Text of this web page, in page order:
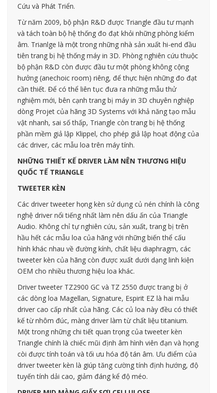
Cứu và Phát Triển.
Từ năm 2009, bộ phận R&D được Triangle đầu tư mạnh
và tách toàn bộ hệ thống đo đạt khỏi những phòng kiểm
âm. Trianlge là một trong những nhà sản xuất hi-end đầu
tiên trang bị hệ thống máy in 3D. Phòng nghiên cứu thuộc
bộ phận R&D còn được đầu tư một phòng không cộng
hưởng (anechoic room) riêng, để thực hiện những đo đạt
cần thiết. Để có thể liên tục đưa ra những mẫu thử
nghiệm mới, bên cạnh trang bị máy in 3D chuyên nghiệp
dòng Projet của hãng 3D Systems với khả năng tạo mẫu
vật nhanh, sai số thấp, Triangle còn trang bị hệ thống
phần mềm giả lập Klippel, cho phép giả lập hoạt động của
các driver, các mẫu loa trên máy tính.
NHỮNG THIẾT KẾ DRIVER LÀM NÊN THƯƠNG HIỆU
QUỐC TẾ TRIANGLE
TWEETER KÈN
Các driver tweeter họng kèn sử dụng củ nén chính là công
nghệ driver nổi tiếng nhất làm nên dấu ấn của Triangle
Audio. Không chỉ tự nghiên cứu, sản xuất, trang bị trên
hầu hết các mẫu loa của hãng với những biến thể cấu
hình khác nhau về đường kính, chất liệu diaphragm, các
tweeter kèn của hãng còn được xuất dưới dạng linh kiện
OEM cho nhiều thương hiệu loa khác.
Driver tweeter TZ2900 GC và TZ 2550 được trang bị ở
các dòng loa Magellan, Signature, Espirit EZ là hai mẫu
driver cao cấp nhất của hãng. Các củ loa này đều có thiết
kế từ nhôm đúc, màng driver làm từ chất liệu titanium.
Một trong những chi tiết quan trọng của tweeter kèn
Triangle chính là chiếc mũi định âm hình viên đạn và họng
còi được tính toán và tối ưu hóa độ tán âm. Ưu điểm của
driver tweeter kèn là giúp tăng cường tính định hướng, độ
tuyến tính dải cao, giảm đáng kể độ méo.